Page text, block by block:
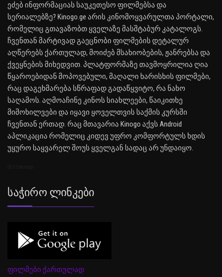
ეძებ ინფორმაციას საუკეთესო ფილმებსა და
სერიალებზე? Kinogo.ge არის კინომოყვარულთა პორტალი,
რომელიც გთავაზობთ ყველაზე მასშტაბურ კატალოგს.
ჩვენთან მარტივად გაეცნობი ფილმების დეტალურ
აღწერებს ქართულად, მოიძებ მსახიობების, ჟანრებსა და
ქვეყნების მიხედვით. პლატფორმაზე თავმოყრილია ღია
წყაროებიდან მოპოვებული, მაღალი ხარისხის ფილმები,
რაც დაგეხმარება სწრაფად გადაწყვიტო, რა ნახო
საღამოს. აღმოაჩინე კინოს სიახლეები, წაიკითხე
მიმოხილვები და იყავი ყოველთვის საქმის კურსში
ჩვენთან ერთად. რაც მთავარია Kinogo აქვს Android
აპლიკაცია რომელიც კიდევ უფრო კომფორტულს ხდის
უყურო საყვარელ შოუს ყველგან სადაც არ უნდაიყო.
Საჭირო Ლინკები
ფილმები ქართულად